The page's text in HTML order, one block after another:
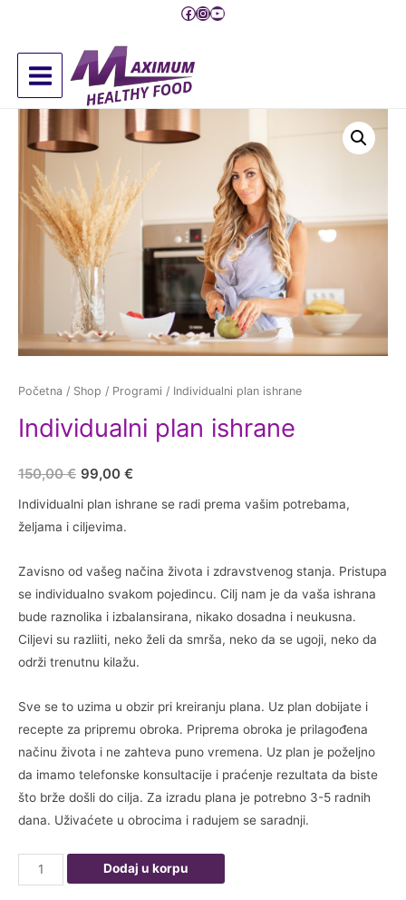
sadržaj
Facebook
Instagram
YouTube
Main
Početna / Shop / Programi / Individualni plan ishrane
Individualni plan ishrane
150,00€ Originalna
cena
je
bila:
150,00 €.
99,00 €
cena
99,00 €.
Individualni plan ishrane se radi prema vašim potrebama,
željama i ciljevima.
Zavisno od vašeg načina života i zdravstvenog stanja. Pristupa
se individualno svakom pojedincu. Cilj nam je da vaša ishrana
bude raznolika i izbalansirana, nikako dosadna i neukusna.
Ciljevi su razliiti, neko želi da smrša, neko da se ugoji, neko da
održi trenutnu kilažu.
Sve se to uzima u obzir pri kreiranju plana. Uz plan dobijate i
recepte za pripremu obroka. Priprema obroka je prilagođena
načinu života i ne zahteva puno vremena. Uz plan je poželjno
da imamo telefonske konsultacije i praćenje rezultata da biste
što brže došli do cilja. Za izradu plana je potrebno 3-5 radnih
dana. Uživaćete u obrocima i radujem se saradnji.
Individualni
plan
Dodaj u korpu